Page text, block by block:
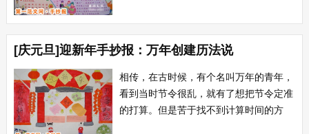
仗”、“鞭炮”。其起源很早，至今已有两千
多年的历史。...
[庆元旦]迎新年手抄报：万年创建历法说
相传，在古时候，有个名叫万年的青年，
看到当时节令很乱，就有了想把节令定准
的打算。但是苦于找不到计算时间的方